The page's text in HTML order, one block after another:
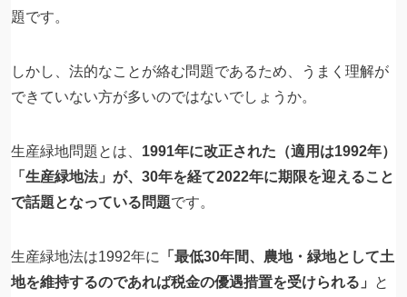
題です。
しかし、法的なことが絡む問題であるため、うまく理解が
できていない方が多いのではないでしょうか。
生産緑地問題とは、 1991年に改正された（適用は1992年）
「生産緑地法」が、30年を経て2022年に期限を迎えること
で話題となっている問題です。
生産緑地法は1992年に
「最低30年間、農地・緑地として土
地を維持するのであれば税金の優遇措置を受けられる」
と